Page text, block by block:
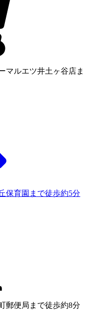
マルエツ井土ヶ谷店ま
保育園まで徒歩約5分
郵便局まで徒歩約8分